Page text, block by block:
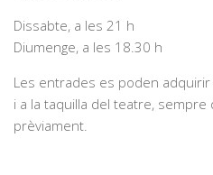
Dissabte, a les 21 h
Diumenge, a les 18.30 h
Les entrades es poden
i a la taquilla del teatre, sempre
prèviament.